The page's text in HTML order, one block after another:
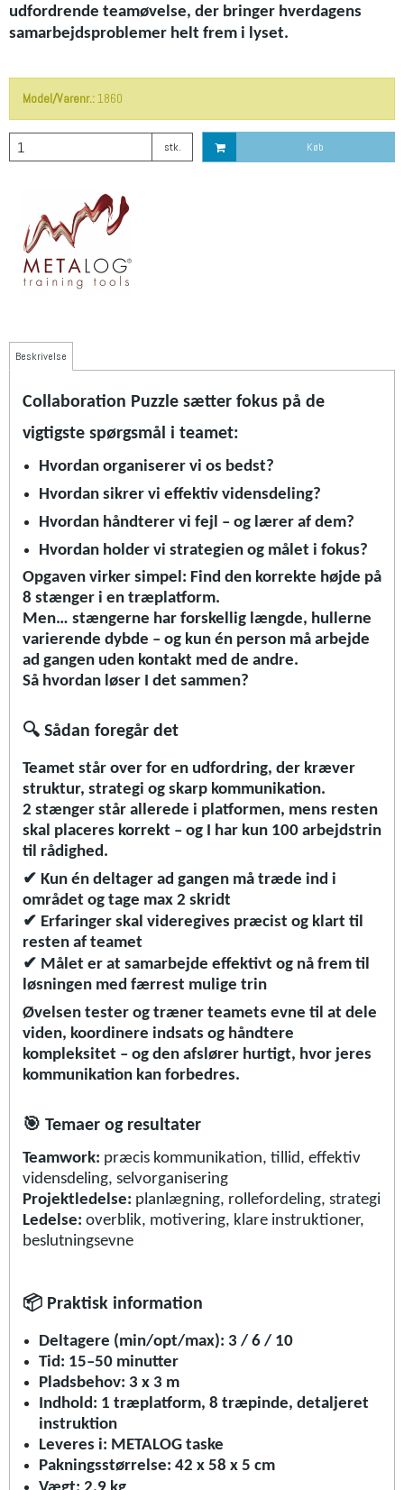
udfordrende teamøvelse, der bringer hverdagens
samarbejdsproblemer helt frem i lyset.
Model/Varenr.:1860
stk. Køb
Beskrivelse
Collaboration Puzzle sætter fokus på de
vigtigste spørgsmål i teamet:
Hvordan organiserer vi os bedst?
Hvordan sikrer vi effektiv vidensdeling?
Hvordan håndterer vi fejl – og lærer af dem?
Hvordan holder vi strategien og målet i fokus?
Opgaven virker simpel: Find den korrekte højde på
8 stænger i en træplatform.
Men… stængerne har forskellig længde, hullerne
varierende dybde – og kun én person må arbejde
ad gangen uden kontakt med de andre.
Så hvordan løser I det sammen?
🔍 Sådan foregår det
Teamet står over for en udfordring, der kræver
struktur, strategi og skarp kommunikation.
2 stænger står allerede i platformen, mens resten
skal placeres korrekt – og I har kun 100 arbejdstrin
til rådighed.
✔ Kun én deltager ad gangen må træde ind i
området og tage max 2 skridt
✔ Erfaringer skal videregives præcist og klart til
resten af teamet
✔ Målet er at samarbejde effektivt og nå frem til
løsningen med færrest mulige trin
Øvelsen tester og træner teamets evne til at dele
viden, koordinere indsats og håndtere
kompleksitet – og den afslører hurtigt, hvor jeres
kommunikation kan forbedres.
🎯 Temaer og resultater
Teamwork: præcis kommunikation, tillid, effektiv
vidensdeling, selvorganisering
Projektledelse: planlægning, rollefordeling, strategi
Ledelse: overblik, motivering, klare instruktioner,
beslutningsevne
📦 Praktisk information
Deltagere (min/opt/max): 3 / 6 / 10
Tid: 15–50 minutter
Pladsbehov: 3 x 3 m
Indhold: 1 træplatform, 8 træpinde, detaljeret
instruktion
Leveres i: METALOG taske
Pakningsstørrelse: 42 x 58 x 5 cm